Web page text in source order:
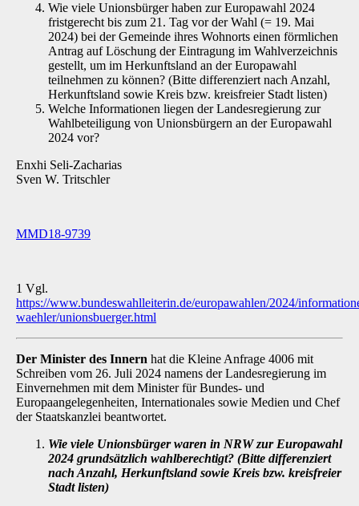
Wie viele Unionsbürger haben zur Europawahl 2024
fristgerecht bis zum 21. Tag vor der Wahl (= 19. Mai
2024) bei der Gemeinde ihres Wohnorts einen förmlichen
Antrag auf Löschung der Eintragung im Wahlverzeichnis
gestellt, um im Herkunftsland an der Europawahl
teilnehmen zu können? (Bitte differenziert nach Anzahl,
Herkunftsland sowie Kreis bzw. kreisfreier Stadt listen)
Welche Informationen liegen der Landesregierung zur
Wahlbeteiligung von Unionsbürgern an der Europawahl
2024 vor?
Enxhi Seli-Zacharias
Sven W. Tritschler
MMD18-9739
1 Vgl.
https://www.bundeswahlleiterin.de/europawahlen/2024/
waehler/unionsbuerger.html
Der Minister des Innern hat die Kleine Anfrage 4006 mit
Schreiben vom 26. Juli 2024 namens der Landesregierung im
Einvernehmen mit dem Minister für Bundes- und
Europaangelegen­heiten, Internationales sowie Medien und Chef
der Staatskanzlei beantwortet.
Wie viele Unionsbürger waren in NRW zur Europawahl
2024 grundsätzlich wahl­berechtigt? (Bitte differenziert
nach Anzahl, Herkunftsland sowie Kreis bzw. kreis­freier
Stadt listen)